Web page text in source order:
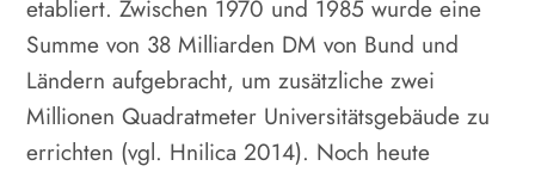
etabliert. Zwischen 1970 und 1985 wurde eine
Summe von 38 Milliarden DM von Bund und
Ländern aufgebracht, um zusätzliche zwei
Millionen Quadratmeter Universitätsgebäude zu
errichten (vgl. Hnilica 2014). Noch heute